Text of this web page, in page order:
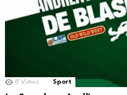
8 Views Sport